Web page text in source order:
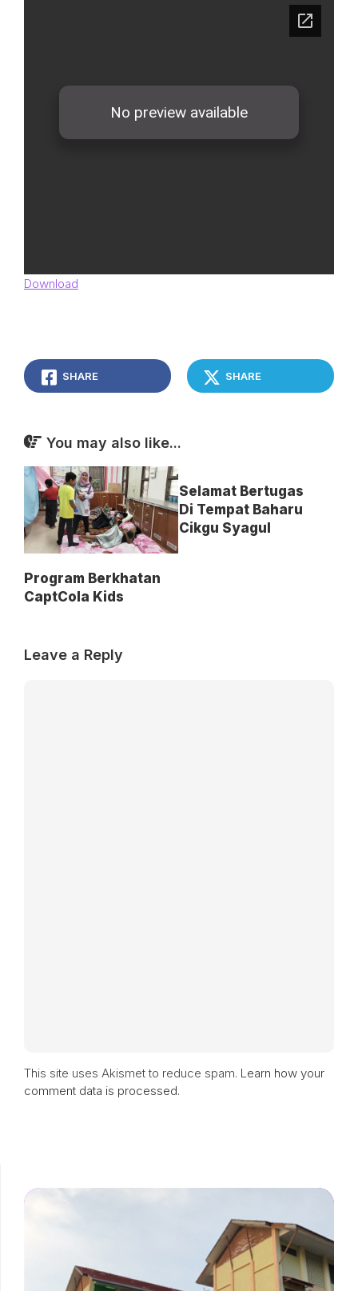
Download
SHARE SHARE
You may also like...
Program Berkhatan
CaptCola Kids
Selamat Bertugas
Di Tempat Baharu
Cikgu Syagul
Leave a Reply
This site uses Akismet to reduce spam. Learn how your
comment data is processed.